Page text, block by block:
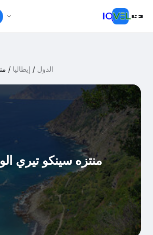
الدول / إيطاليا /
منتزه سينكو تيري